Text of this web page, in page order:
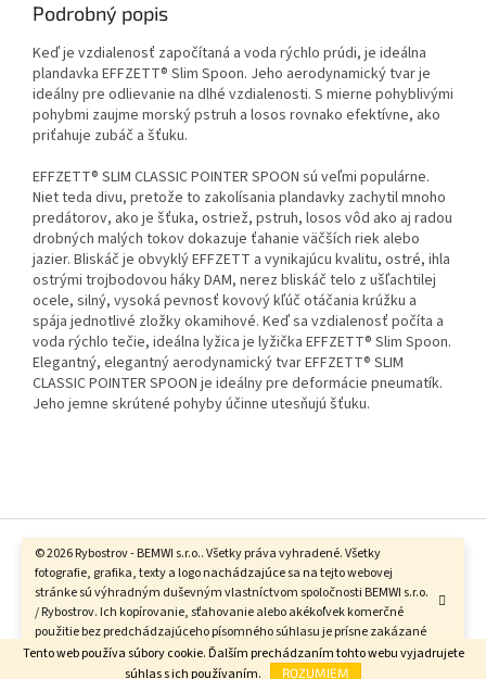
Tento web používa súbory cookie. Ďalším prechádzaním tohto webu vyjadrujete
súhlas s ich používaním.
ROZUMIEM
© 2026 Rybostrov - BEMWI s.r.o.. Všetky práva vyhradené. Všetky
fotografie, grafika, texty a logo nachádzajúce sa na tejto webovej
stránke sú výhradným duševným vlastníctvom spoločnosti BEMWI s.r.o.
/ Rybostrov. Ich kopírovanie, sťahovanie alebo akékoľvek komerčné
použitie bez predchádzajúceho písomného súhlasu je prísne zakázané
a bude právne postihované.
Podrobný popis
Keď je vzdialenosť započítaná a voda rýchlo prúdi, je ideálna
plandavka EFFZETT® Slim Spoon. Jeho aerodynamický tvar je
ideálny pre odlievanie na dlhé vzdialenosti. S mierne pohyblivými
pohybmi zaujme morský pstruh a losos rovnako efektívne, ako
priťahuje zubáč a šťuku.
EFFZETT® SLIM CLASSIC POINTER SPOON sú veľmi populárne.
Niet teda divu, pretože to zakolísania plandavky zachytil mnoho
predátorov, ako je šťuka, ostriež, pstruh, losos vôd ako aj radou
drobných malých tokov dokazuje ťahanie väčších riek alebo
jazier. Bliskáč je obvyklý EFFZETT a vynikajúcu kvalitu, ostré, ihla
ostrými trojbodovou háky DAM, nerez bliskáč telo z ušľachtilej
ocele, silný, vysoká pevnosť kovový kľúč otáčania krúžku a
spája jednotlivé zložky okamihové. Keď sa vzdialenosť počíta a
voda rýchlo tečie, ideálna lyžica je lyžička EFFZETT® Slim Spoon.
Elegantný, elegantný aerodynamický tvar EFFZETT® SLIM
CLASSIC POINTER SPOON je ideálny pre deformácie pneumatík.
Jeho jemne skrútené pohyby účinne utesňujú šťuku.
Vytvoril Shoptet
Copyright 2026Rybostrov. Všetky práva vyhradené.